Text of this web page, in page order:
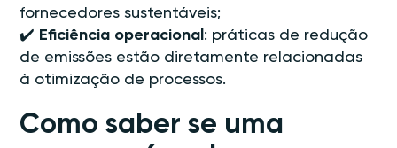
fornecedores sustentáveis;
✔️ Eficiência operacional : práticas de redução
de emissões estão diretamente relacionadas
à otimização de processos.
Como saber se uma